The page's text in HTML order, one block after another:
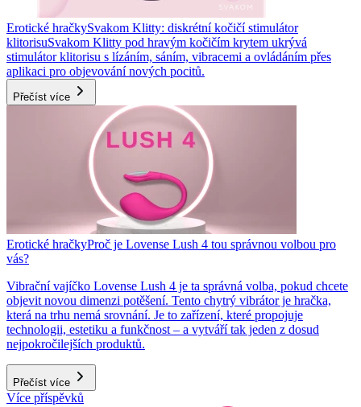
Erotické hračkySvakom Klitty: diskrétní kočičí stimulátor
klitorisuSvakom Klitty pod hravým kočičím krytem ukrývá
stimulátor klitorisu s lízáním, sáním, vibracemi a ovládáním přes
aplikaci pro objevování nových pocitů.
Přečíst více
Erotické hračkyProč je Lovense Lush 4 tou správnou volbou pro
vás?
Vibrační vajíčko Lovense Lush 4 je ta správná volba, pokud chcete
objevit novou dimenzi potěšení. Tento chytrý vibrátor je hračka,
která na trhu nemá srovnání. Je to zařízení, které propojuje
technologii, estetiku a funkčnost – a vytváří tak jeden z dosud
nejpokročilejších produktů.
Přečíst více
Více příspěvků